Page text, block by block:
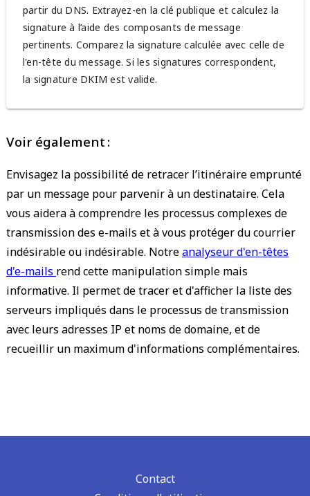
partir du DNS. Extrayez-en la clé publique et calculez la
signature à l’aide des composants de message
pertinents. Comparez la signature calculée avec celle de
l'en-tête du message. Si les signatures correspondent,
la signature DKIM est valide.
Voir également :
Envisagez la possibilité de retracer l’itinéraire emprunté
par un message pour parvenir à un destinataire. Cela
vous aidera à comprendre les processus complexes de
transmission des e-mails et à vous protéger du courrier
indésirable ou indésirable. Notreanalyseur d'en-têtes
d'e-mails rend cette manipulation simple mais
informative. Il permet de tracer et d'afficher la liste des
serveurs impliqués dans le processus de transmission
avec leurs adresses IP et noms de domaine, et de
recueillir un maximum d'informations complémentaires.
Contact